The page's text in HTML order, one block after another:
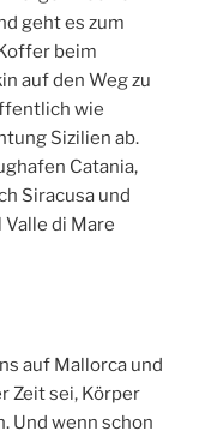
geht es zum
beim
auf den Weg zu
wie
Sizilien ab.
Catania,
Siracusa und
di Mare
auf Mallorca und
Zeit sei, Körper
Und wenn schon